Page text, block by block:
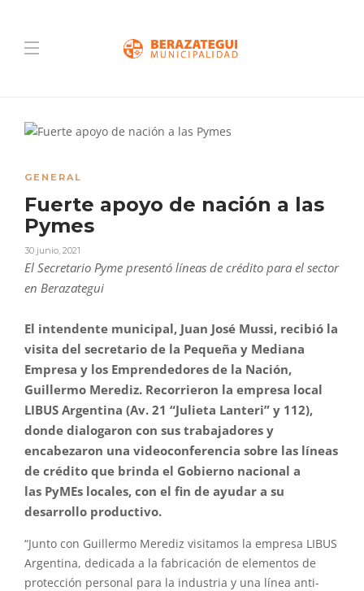
GENERAL
Fuerte apoyo de nación a las
Pymes
30 junio, 2021
El Secretario Pyme presentó líneas de crédito para el sector
en Berazategui
El intendente municipal, Juan José Mussi, recibió la
visita del secretario de la Pequeña y Mediana
Empresa y los Emprendedores de la Nación,
Guillermo Merediz. Recorrieron la empresa local
LIBUS Argentina (Av. 21 “Julieta Lanteri” y 112),
donde dialogaron con sus trabajadores y
encabezaron una videoconferencia sobre las líneas
de crédito que brinda el Gobierno nacional a
las PyMEs locales, con el fin de ayudar a su
desarrollo productivo.
“Junto con Guillermo Merediz visitamos la empresa LIBUS
Argentina, dedicada a la fabricación de elementos de
protección personal para la industria y una línea anti-